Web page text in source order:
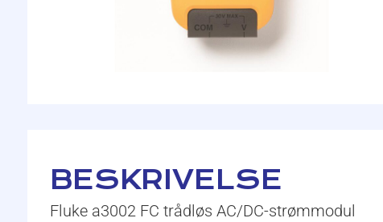
BESKRIVELSE
Fluke a3002 FC trådløs AC/DC-strømmodul